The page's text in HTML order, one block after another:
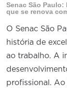
Conselho de
Conselho de
IMAT
LVC
FTN
Técnicos de
Telefonistas
Vendedores e
Senac São
que se renova
O Senac São
história de
ao trabalho. A
profissional.